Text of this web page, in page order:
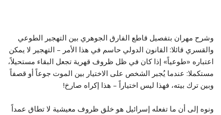
وشرح مهران بتفصيل قاطع الفارق الجوهري بين التهجير الطوعي
والقسري قائلا: القانون الدولي حاسم في هذا الأمر – التهجير لا يمكن
اعتباره «طوعياً» إذا كان في ظل ظروف قهرية تجعل البقاء مستحيلاً،
مستكملا: عندما يُجبر الشخص على الاختيار بين الموت جوعاً أو قصفاً
وبين ترك بيته، فهذا ليس اختياراً – هذا إكراه صارخ!
ونوه إلى أن ما تفعله إسرائيل هو خلق ظروف معيشية لا تطاق عمداً